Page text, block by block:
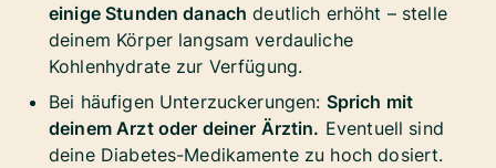
einige Stunden danach deutlich erhöht – stelle
deinem Körper langsam verdauliche
Kohlenhydrate zur Verfügung.
Bei häufigen Unterzuckerungen: Sprich mit
deinem Arzt oder deiner Ärztin. Eventuell sind
deine Diabetes-Medikamente zu hoch dosiert.